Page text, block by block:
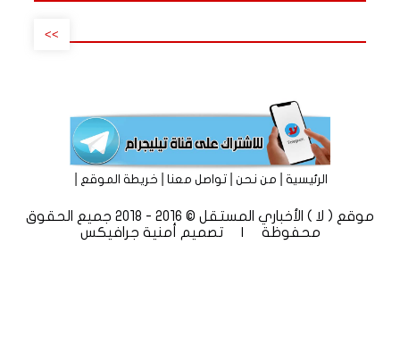
>>
الرئيسية|من نحن|تواصل معنا|خريطة الموقع
موقع ( لا ) الأخباري المستقل © 2016 - 2018 جميع الحقوق
محفوظة | تصميم
أمنية جرافيكس